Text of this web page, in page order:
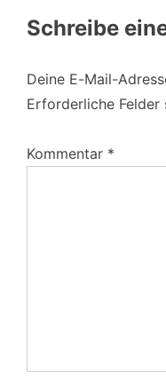
Schreibe
Deine E-Mail-
Erforderliche Felder
Kommentar *